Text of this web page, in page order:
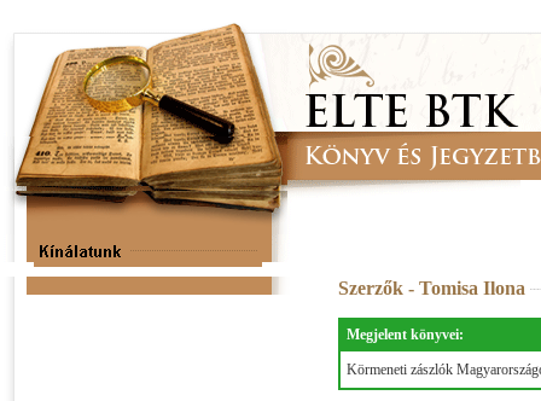
Szerzők - Tomisa Ilona
Megjelent könyvei:
Körmeneti zászlók